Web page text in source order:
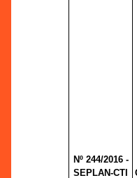
Nº 244/2016 -
SEPLAN-CTI